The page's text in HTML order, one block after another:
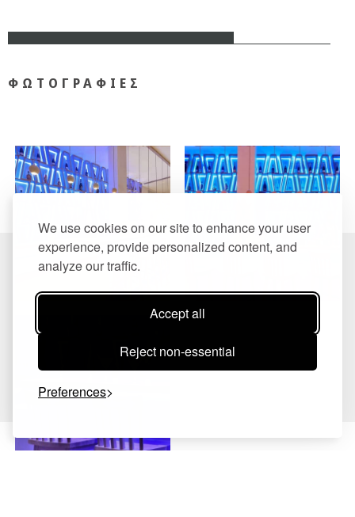
We use cookies on our site to enhance your user
experience, provide personalized content, and
analyze our traffic.
Accept all
Reject non-essential
Preferences
ΦΩΤΟΓΡΑΦΙΕΣ